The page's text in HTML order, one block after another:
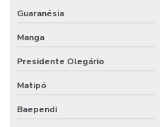
Guaranésia
Manga
Presidente Olegário
Matipó
Baependi